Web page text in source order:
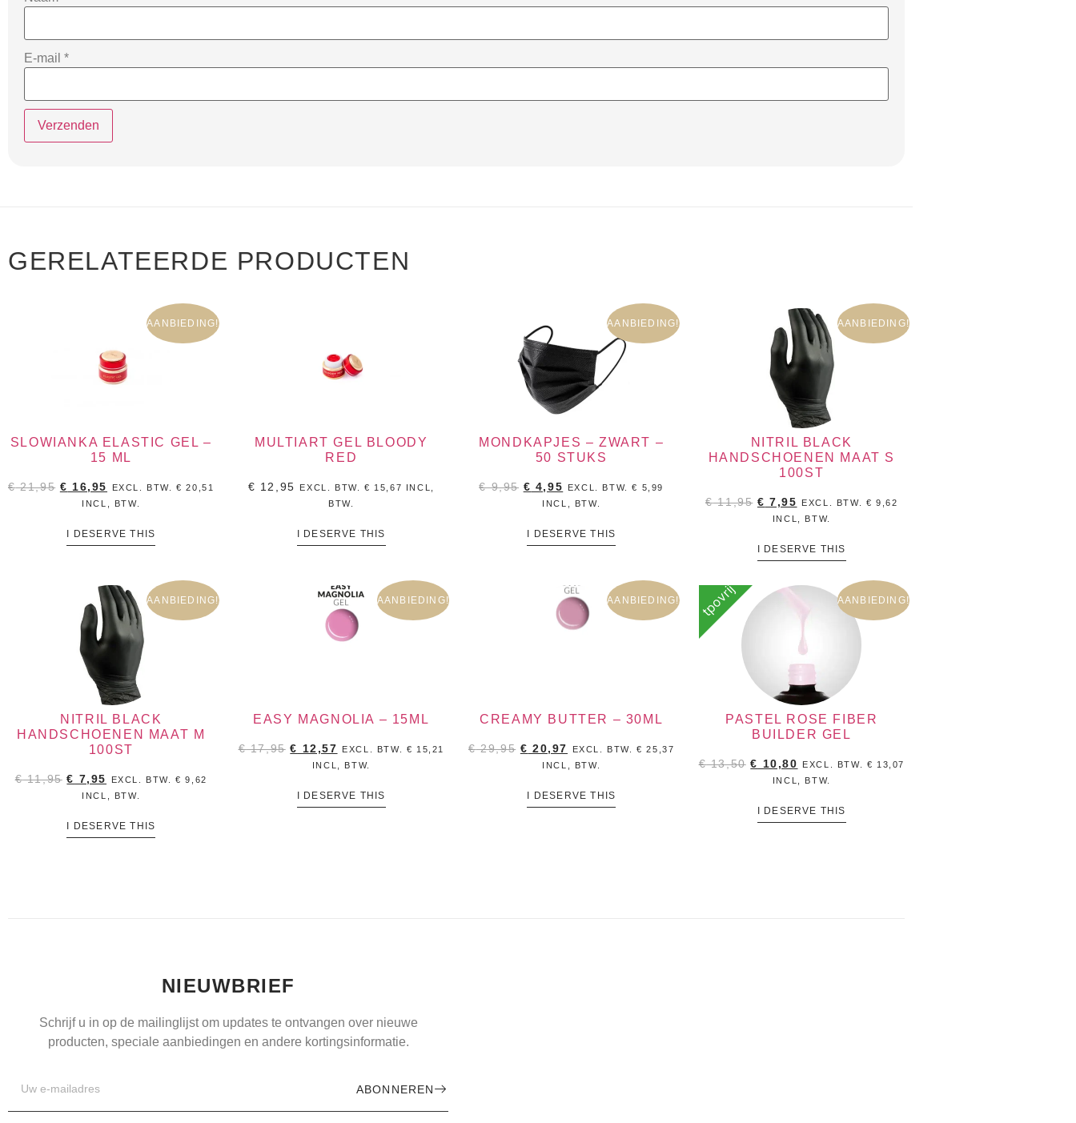
E-mail *
GERELATEERDE PRODUCTEN
AANBIEDING!
SLOWIANKA ELASTIC GEL –
15 ML
€21,95 € 16,95 EXCL. BTW.€ 20,51
INCL, BTW.
I DESERVE THIS
MULTIART GEL BLOODY
RED
€ 12,95 EXCL. BTW.€ 15,67 INCL,
BTW.
I DESERVE THIS
AANBIEDING!
MONDKAPJES – ZWART –
50 STUKS
€9,95 € 4,95 EXCL. BTW.€ 5,99
INCL, BTW.
I DESERVE THIS
AANBIEDING!
NITRIL BLACK
HANDSCHOENEN MAAT S
100ST
€11,95 € 7,95 EXCL. BTW. € 9,62
INCL, BTW.
I DESERVE THIS
AANBIEDING!
NITRIL BLACK
HANDSCHOENEN MAAT M
100ST
€11,95 € 7,95 EXCL. BTW.€ 9,62
INCL, BTW.
I DESERVE THIS
AANBIEDING!
EASY MAGNOLIA – 15ML
€17,95 € 12,57 EXCL. BTW. € 15,21
INCL, BTW.
I DESERVE THIS
AANBIEDING!
CREAMY BUTTER – 30ML
€29,95 € 20,97 EXCL. BTW.€ 25,37
INCL, BTW.
I DESERVE THIS
AANBIEDING!
tpovrij
PASTEL ROSE FIBER
BUILDER GEL
€13,50 € 10,80 EXCL. BTW. € 13,07
INCL, BTW.
I DESERVE THIS
NIEUWBRIEF
Schrijf u in op de mailinglijst om updates te ontvangen over nieuwe
producten, speciale aanbiedingen en andere kortingsinformatie.
ABONNEREN